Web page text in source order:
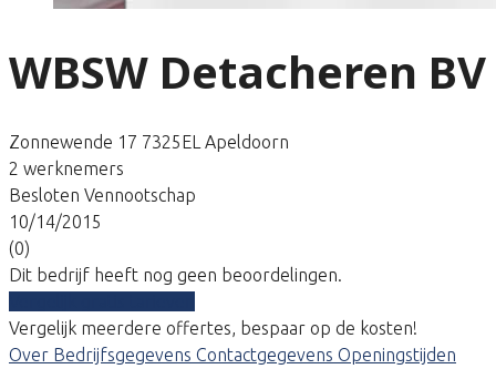
WBSW Detacheren BV
Zonnewende 17 7325EL Apeldoorn
2 werknemers
Besloten Vennootschap
10/14/2015
(0)
Dit bedrijf heeft nog geen beoordelingen.
Vergelijk meerdere offertes, bespaar op de kosten!
Over Bedrijfsgegevens Contactgegevens Openingstijden